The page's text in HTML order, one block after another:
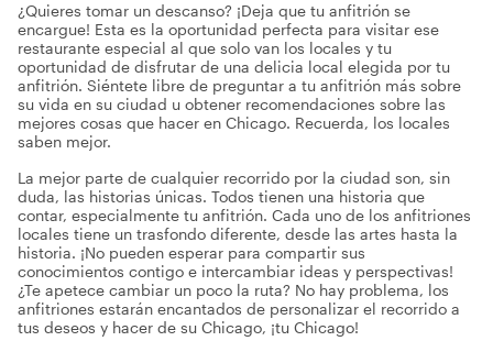
¿Quieres tomar un descanso? ¡Deja que tu anfitrión se
encargue! Esta es la oportunidad perfecta para visitar ese
restaurante especial al que solo van los locales y tu
oportunidad de disfrutar de una delicia local elegida por tu
anfitrión. Siéntete libre de preguntar a tu anfitrión más sobre
su vida en su ciudad u obtener recomendaciones sobre las
mejores cosas que hacer en Chicago. Recuerda, los locales
saben mejor.
La mejor parte de cualquier recorrido por la ciudad son, sin
duda, las historias únicas. Todos tienen una historia que
contar, especialmente tu anfitrión. Cada uno de los anfitriones
locales tiene un trasfondo diferente, desde las artes hasta la
historia. ¡No pueden esperar para compartir sus
conocimientos contigo e intercambiar ideas y perspectivas!
¿Te apetece cambiar un poco la ruta? No hay problema, los
anfitriones estarán encantados de personalizar el recorrido a
tus deseos y hacer de su Chicago, ¡tu Chicago!